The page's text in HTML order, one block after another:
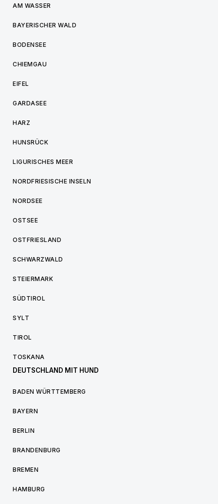
AM WASSER
BAYERISCHER WALD
BODENSEE
CHIEMGAU
EIFEL
GARDASEE
HARZ
HUNSRÜCK
LIGURISCHES MEER
NORDFRIESISCHE INSELN
NORDSEE
OSTSEE
OSTFRIESLAND
SCHWARZWALD
STEIERMARK
SÜDTIROL
SYLT
TIROL
TOSKANA
DEUTSCHLAND MIT HUND
BADEN WÜRTTEMBERG
BAYERN
BERLIN
BRANDENBURG
BREMEN
HAMBURG